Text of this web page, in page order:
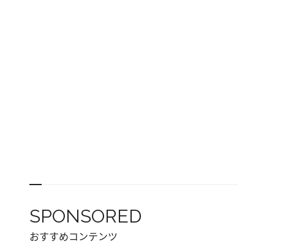
SPONSORED
おすすめコンテンツ